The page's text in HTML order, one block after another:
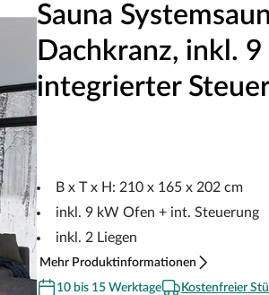
Sauna
Dachkranz, inkl.
integrierter
B x T x H: 210 x 165 x 202 cm
inkl. 9 kW Ofen + int. Steuerung
inkl. 2 Liegen
Mehr Produktinformationen
10 bis 15 Werktage
Kostenfreier